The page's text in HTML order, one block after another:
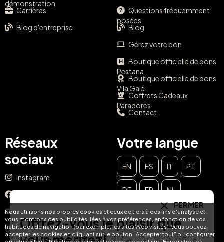
Nous utilisons nos propres cookies et ceux de tiers à des fins d'analyse et
vous montrons des publicités liées à vos préférences, en fonction de vos
habitudes de navigation (par exemple, les sites Web visités). Vous pouvez
accepter les cookies en cliquant sur le bouton "Accepter tout" ou configurer
démonstration
Carrières
Blog d'entreprise
Questions fréquemment
posées
Blog
Gérez votre bon
Boutique officielle de bons
Pestana
Boutique officielle de bons
Vila Galé
Coffrets Cadeaux
Paradores
Contact
Réseaux
sociaux
Instagram
YouTube
TikTok
Votre langue
EN ES IT PT
DE FR
NL
FERMER
Offrez-vous le plaisir que